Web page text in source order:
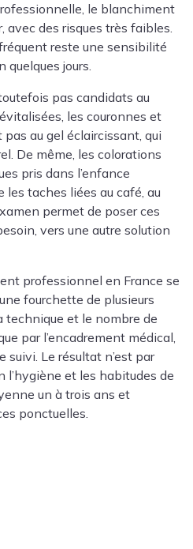
le blanchiment
avec des risques très faibles.
reste une sensibilité
quelques jours.
pas candidats au
les couronnes et
au gel éclaircissant, qui
De même, les colorations
pris dans l’enfance
taches liées au café, au
permet de poser ces
vers une autre solution
professionnel en France se
fourchette de plusieurs
technique et le nombre de
par l’encadrement médical,
suivi. Le résultat n’est par
l’hygiène et les habitudes de
un à trois ans et
ponctuelles.